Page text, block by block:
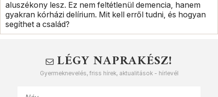
aluszékony lesz. Ez nem feltétlenül demencia, hanem
gyakran kórházi delírium. Mit kell erről tudni, és hogyan
segíthet a család?
LÉGY NAPRAKÉSZ!
Gyermeknevelés, friss hírek, aktualitások - hírlevél